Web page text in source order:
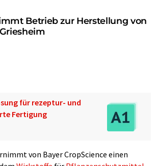
Betrieb zur Herstellung von
für rezeptur- und
Fertigung
von Bayer CropScience einen